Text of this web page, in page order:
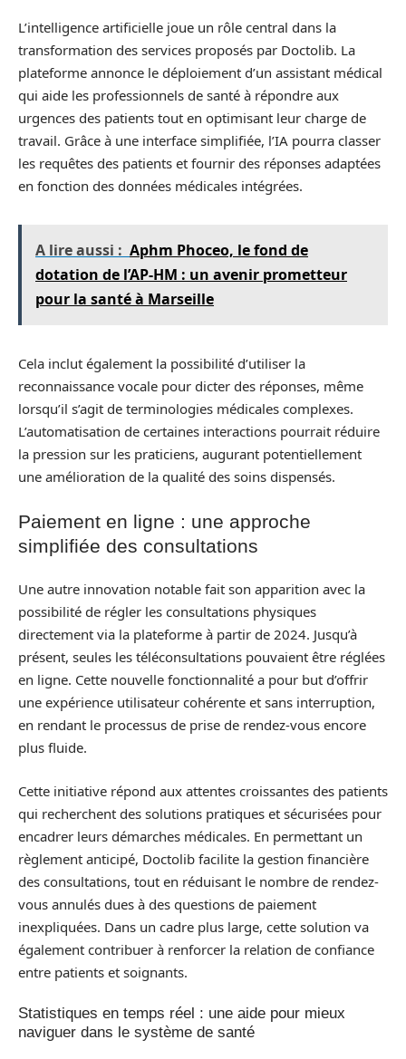
L’intelligence artificielle joue un rôle central dans la
transformation des services proposés par Doctolib. La
plateforme annonce le déploiement d’un assistant médical
qui aide les professionnels de santé à répondre aux
urgences des patients tout en optimisant leur charge de
travail. Grâce à une interface simplifiée, l’IA pourra classer
les requêtes des patients et fournir des réponses adaptées
en fonction des données médicales intégrées.
A lire aussi : Aphm Phoceo, le fond de
dotation de l’AP-HM : un avenir prometteur
pour la santé à Marseille
Cela inclut également la possibilité d’utiliser la
reconnaissance vocale pour dicter des réponses, même
lorsqu’il s’agit de terminologies médicales complexes.
L’automatisation de certaines interactions pourrait réduire
la pression sur les praticiens, augurant potentiellement
une amélioration de la qualité des soins dispensés.
Paiement en ligne : une approche
simplifiée des consultations
Une autre innovation notable fait son apparition avec la
possibilité de régler les consultations physiques
directement via la plateforme à partir de 2024. Jusqu’à
présent, seules les téléconsultations pouvaient être réglées
en ligne. Cette nouvelle fonctionnalité a pour but d’offrir
une expérience utilisateur cohérente et sans interruption,
en rendant le processus de prise de rendez-vous encore
plus fluide.
Cette initiative répond aux attentes croissantes des patients
qui recherchent des solutions pratiques et sécurisées pour
encadrer leurs démarches médicales. En permettant un
règlement anticipé, Doctolib facilite la gestion financière
des consultations, tout en réduisant le nombre de rendez-
vous annulés dues à des questions de paiement
inexpliquées. Dans un cadre plus large, cette solution va
également contribuer à renforcer la relation de confiance
entre patients et soignants.
Statistiques en temps réel : une aide pour mieux
naviguer dans le système de santé